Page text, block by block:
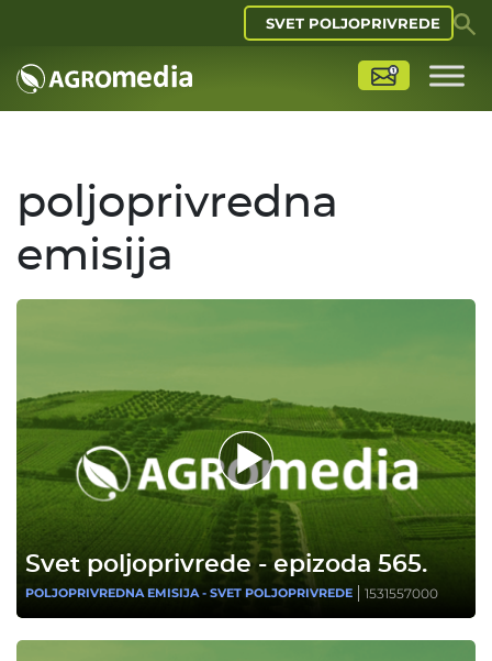
SVET POLJOPRIVREDE
poljoprivredna
emisija
Svet poljoprivrede - epizoda 565.
POLJOPRIVREDNA EMISIJA - SVET POLJOPRIVREDE 1531557000